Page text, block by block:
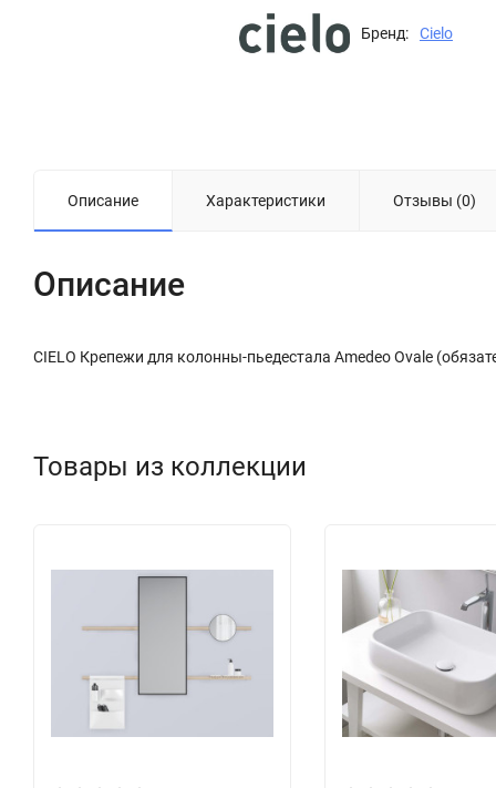
Бренд: Cielo
Описание Характеристики Отзывы (0)
Описание
CIELO Крепежи для колонны-пьедестала Amedeo Ovale
Товары из коллекции